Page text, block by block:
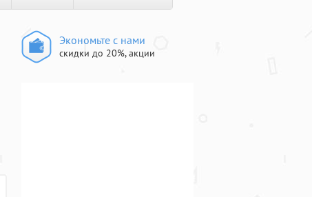
Экономьте с нами
скидки до 20%, акции